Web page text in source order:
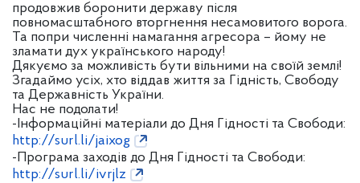
продовжив боронити державу після
повномасштабного вторгнення несамовитого ворога.
Та попри численні намагання агресора – йому не
зламати дух українського народу!
Дякуємо за можливість бути вільними на своїй землі!
Згадаймо усіх, хто віддав життя за Гідність, Свободу
та Державність України.
Нас не подолати!
-Інформаційні матеріали до Дня Гідності та Свободи:
http://surl.li/jaixog
-Програма заходів до Дня Гідності та Свободи:
http://surl.li/ivrjlz